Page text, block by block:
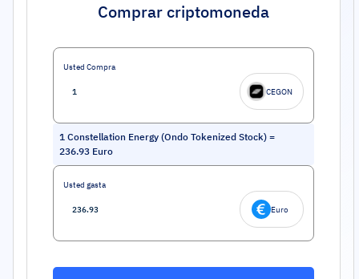
Comprar criptomoneda
Usted Compra
CEGON
1 Constellation Energy (Ondo Tokenized Stock) =
236.93 Euro
Usted gasta
Euro